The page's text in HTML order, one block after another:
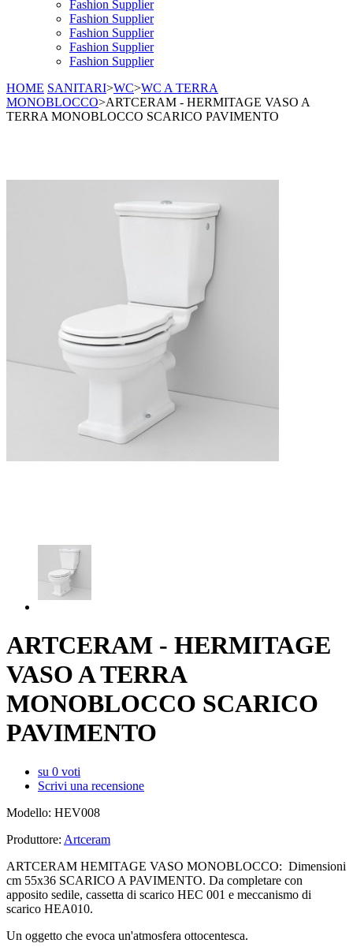
Fashion Supplier
Fashion Supplier
Fashion Supplier
Fashion Supplier
Fashion Supplier
HOME SANITARI>WC>WC A TERRA
MONOBLOCCO>ARTCERAM - HERMITAGE VASO A
TERRA MONOBLOCCO SCARICO PAVIMENTO
ARTCERAM - HERMITAGE
VASO A TERRA
MONOBLOCCO SCARICO
PAVIMENTO
su 0 voti
Scrivi una recensione
Modello: HEV008
Produttore: Artceram
ARTCERAM HEMITAGE VASO MONOBLOCCO: Dimensioni
cm 55x36 SCARICO A PAVIMENTO. Da completare con
apposito sedile, cassetta di scarico HEC 001 e meccanismo di
scarico HEA010.
Un oggetto che evoca un'atmosfera ottocentesca.